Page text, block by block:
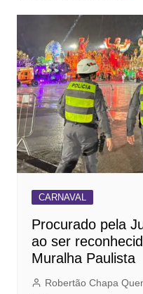
CARNAVAL
Procurado pela
ao ser
Muralha Paulista
Robertão Chapa